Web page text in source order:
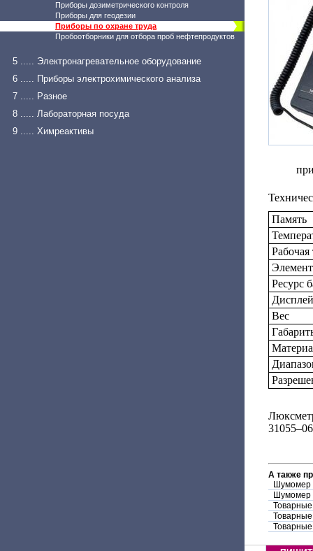
Приборы дозиметрического контроля
Приборы для геодезии
Приборы по охране труда
Пробоотборники для отбора проб нефтепродуктов
5 ..... Электронагревательное оборудование
6 ..... Приборы электрохимического анализа
7 ..... Разное
8 ..... Лабораторная посуда
9 ..... Химреактивы
Память
Рабочая
Ресурс
Дисплей
Вес
А также
Шумомер
Шумомер